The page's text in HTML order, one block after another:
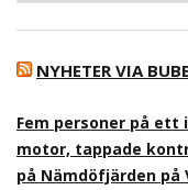
NYHETER VIA
Fem personer på
motor, tappade
på Nämdöfjärden på